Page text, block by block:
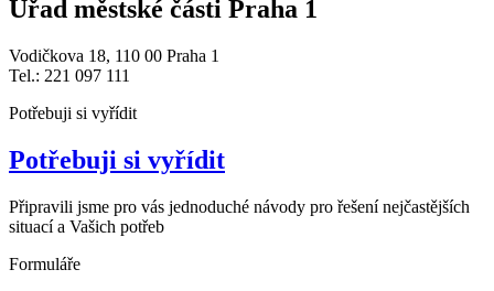
Úřad městské části Praha 1
Vodičkova 18, 110 00 Praha 1
Tel.: 221 097 111
Potřebuji si vyřídit
Potřebuji si vyřídit
Připravili jsme pro vás jednoduché návody pro řešení nejčastějších
situací a Vašich potřeb
Formuláře